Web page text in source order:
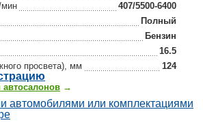
407/5500-6400
Полный
Бензин
16.5
просвета), мм
124
автосалонов →
автомобилями или комплектациями